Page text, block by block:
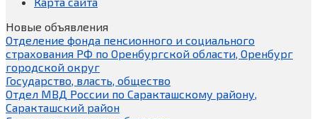
Новые объявления
Отделение фонда пенсионного и социального
страхования РФ по Оренбургской области, Оренбург
городской округ
Государство, власть, общество
Отдел МВД России по Саракташскому району,
Саракташский район